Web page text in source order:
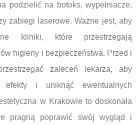
podzielić na botoks, wypełniacze,
zabiegi laserowe. Ważne jest, aby
kliniki, które przestrzegają
higieny i bezpieczeństwa. Przed i
zaleceń lekarza, aby
efekty i uniknąć ewentualnych
w Krakowie to doskonała
pragną poprawić swój wygląd i